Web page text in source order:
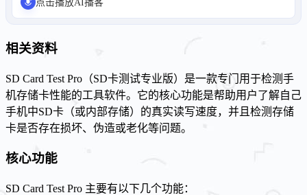
点击播放AI播客
相关资料
SD Card Test Pro（SD卡测试专业版）是一款专门用于检测手
机存储卡性能的工具软件。它的核心功能是帮助用户了解自己
手机中SD卡（或内部存储）的真实读写速度，并且检测存储
卡是否存在损坏、伪造或老化等问题。
核心功能
SD Card Test Pro 主要有以下几个功能：